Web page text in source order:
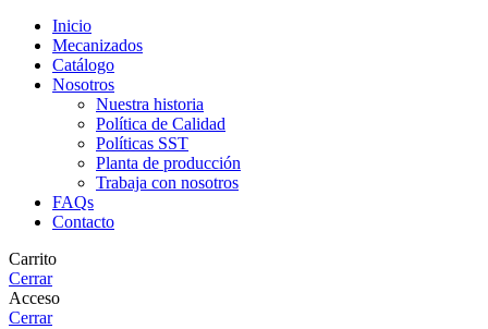
Inicio
Mecanizados
Catálogo
Nosotros
Nuestra historia
Política de Calidad
Políticas SST
Planta de producción
Trabaja con nosotros
FAQs
Contacto
Carrito
Cerrar
Acceso
Cerrar